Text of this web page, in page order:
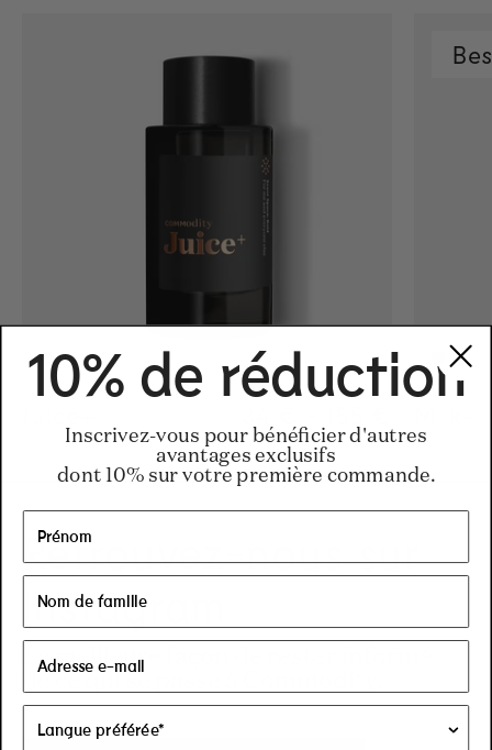
Retrouvez-nous sur
Instagram
La meilleure façon de rester informé
10% de réduction
Inscrivez-vous pour bénéficier d'autres
avantages exclusifs
dont 10% sur votre première commande.